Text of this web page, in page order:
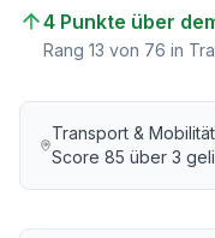
4 Punkte über
Rang 13 von 76 in
Transport & Mobilität
Score85 über3